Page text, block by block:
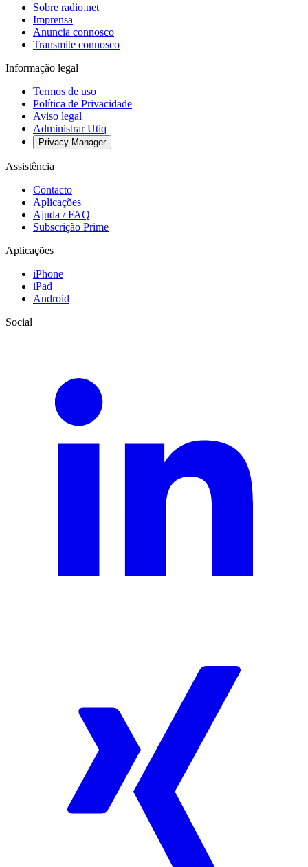
Sobre radio.net
Imprensa
Anuncia connosco
Transmite connosco
Informação legal
Termos de uso
Política de Privacidade
Aviso legal
Administrar Utiq
Privacy-Manager
Assistência
Contacto
Aplicações
Ajuda / FAQ
Subscrição Prime
Aplicações
iPhone
iPad
Android
Social